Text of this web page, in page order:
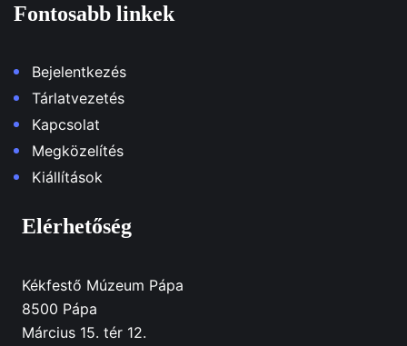
Fontosabb linkek
Bejelentkezés
Tárlatvezetés
Kapcsolat
Megközelítés
Kiállítások
Elérhetőség
Kékfestő Múzeum Pápa
8500 Pápa
Március 15. tér 12.